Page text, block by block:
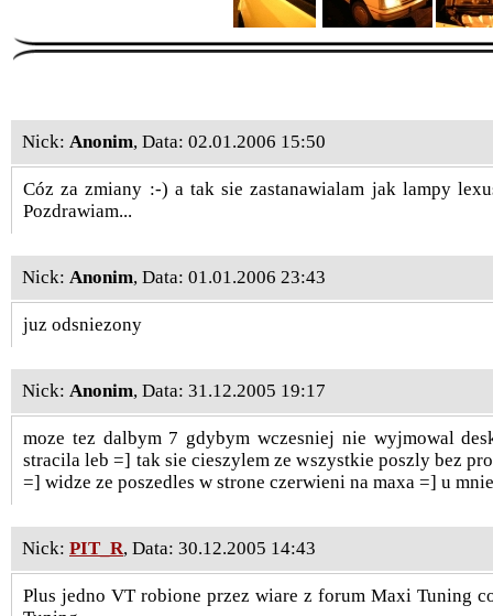
Nick: Anonim, Data: 02.01.2006 15:50
Cóz za zmiany :-) a tak sie zastanawialam jak lampy
Pozdrawiam...
Nick: Anonim, Data: 01.01.2006 23:43
juz odsniezony
Nick: Anonim, Data: 31.12.2005 19:17
moze tez dalbym 7 gdybym wczesniej nie wyjmowal
stracila leb =] tak sie cieszylem ze wszystkie poszly bez
=] widze ze poszedles w strone czerwieni na maxa =] u
Nick: PIT_R, Data: 30.12.2005 14:43
Plus jedno VT robione przez wiare z forum Maxi Tuning